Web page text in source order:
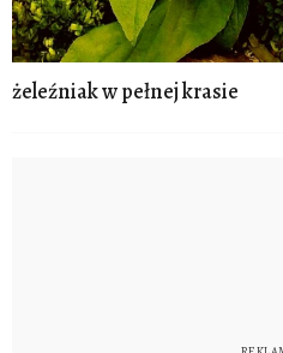
żeleźniak w pełnej krasie